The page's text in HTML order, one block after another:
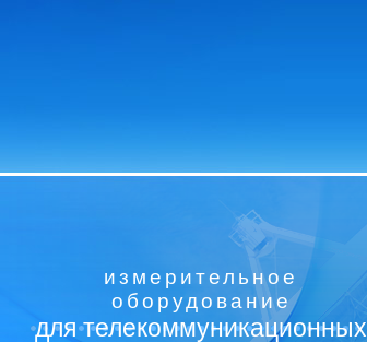
измерительное
оборудование
для телекоммуникационных